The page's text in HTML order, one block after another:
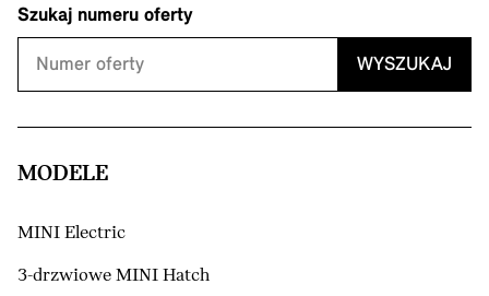
Szukaj numeru oferty
WYSZUKAJ
MODELE
MINI Electric
3-drzwiowe MINI Hatch